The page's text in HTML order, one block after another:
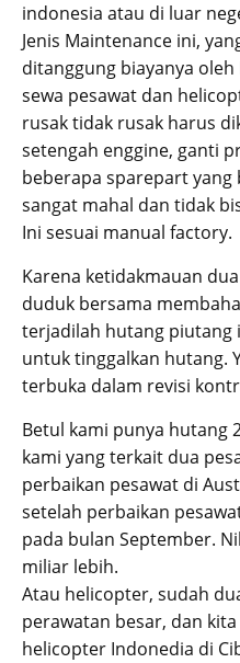
indonesia atau di luar
Jenis Maintenance ini,
ditanggung biayanya
sewa pesawat dan
rusak tidak rusak harus
setengah enggine, ganti
beberapa sparepart yang
sangat mahal dan tidak
Ini sesuai manual factory.
Karena ketidakmauan
duduk bersama
terjadilah hutang piutang
untuk tinggalkan hutang.
terbuka dalam revisi
Betul kami punya hutang
kami yang terkait dua
perbaikan pesawat di
setelah perbaikan
pada bulan September.
miliar lebih.
Atau helicopter, sudah
perawatan besar, dan
helicopter Indonedia di